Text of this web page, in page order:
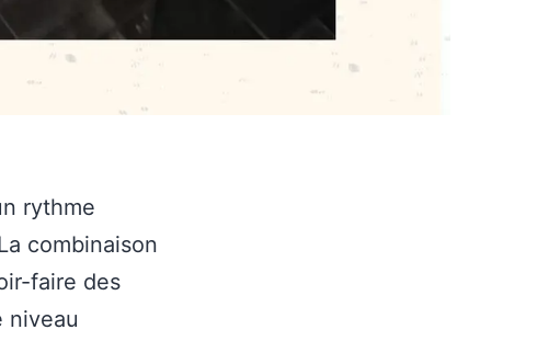
rythme
combinaison
faire des
niveau